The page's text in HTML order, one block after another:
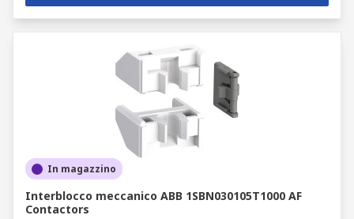
In magazzino
Interblocco meccanico ABB 1SBN030105T1000 AF
Contactors